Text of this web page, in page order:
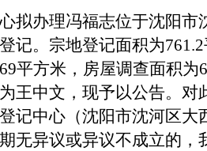
拟办理冯福志位于沈阳市
记。宗地登记面积为
平方米，房屋调查面积
王中文，现予以公告。
记中心（沈阳市沈河区大
无异议或异议不成立的